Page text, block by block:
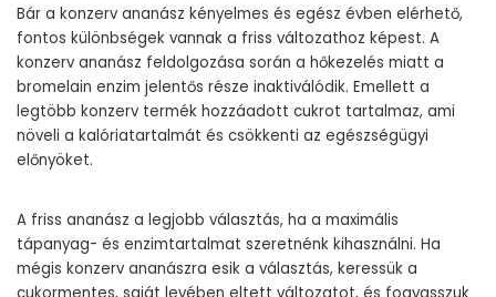
Bár a konzerv ananász kényelmes és egész évben elérhető,
fontos különbségek vannak a friss változathoz képest. A
konzerv ananász feldolgozása során a hőkezelés miatt a
bromelain enzim jelentős része inaktiválódik. Emellett a
legtöbb konzerv termék hozzáadott cukrot tartalmaz, ami
növeli a kalóriatartalmát és csökkenti az egészségügyi
előnyöket.
A friss ananász a legjobb választás, ha a maximális
tápanyag- és enzimtartalmat szeretnénk kihasználni. Ha
mégis konzerv ananászra esik a választás, keressük a